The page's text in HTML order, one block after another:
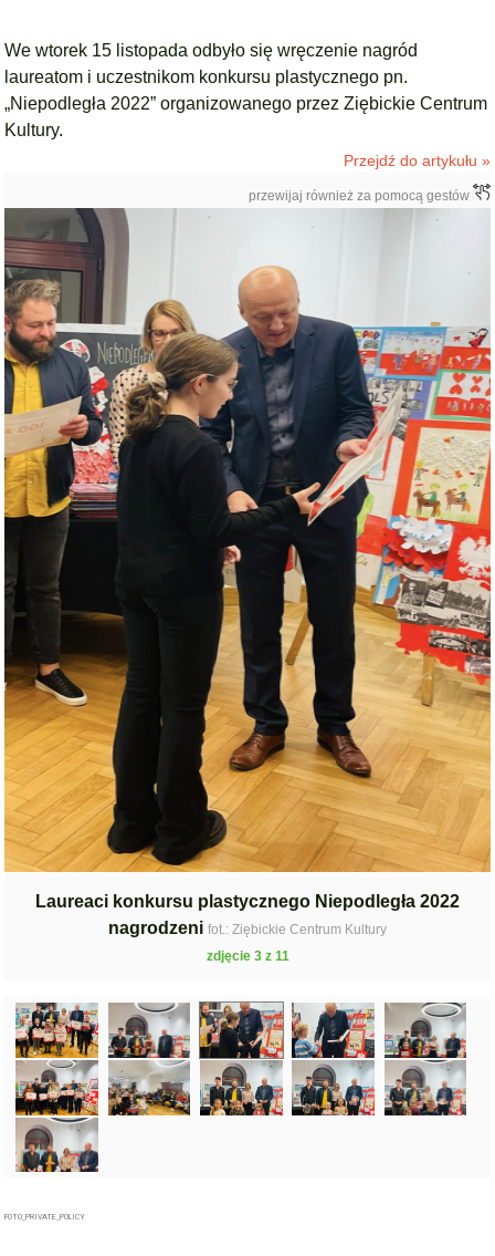
We wtorek 15 listopada odbyło się wręczenie nagród
laureatom i uczestnikom konkursu plastycznego pn.
„Niepodległa 2022” organizowanego przez Ziębickie Centrum
Kultury.
Przejdź do artykułu »
przewijaj również za pomocą gestów
Laureaci konkursu plastycznego Niepodległa 2022
nagrodzeni fot.: Ziębickie Centrum Kultury
zdjęcie 3 z 11
FOTO_PRIVATE_POLICY